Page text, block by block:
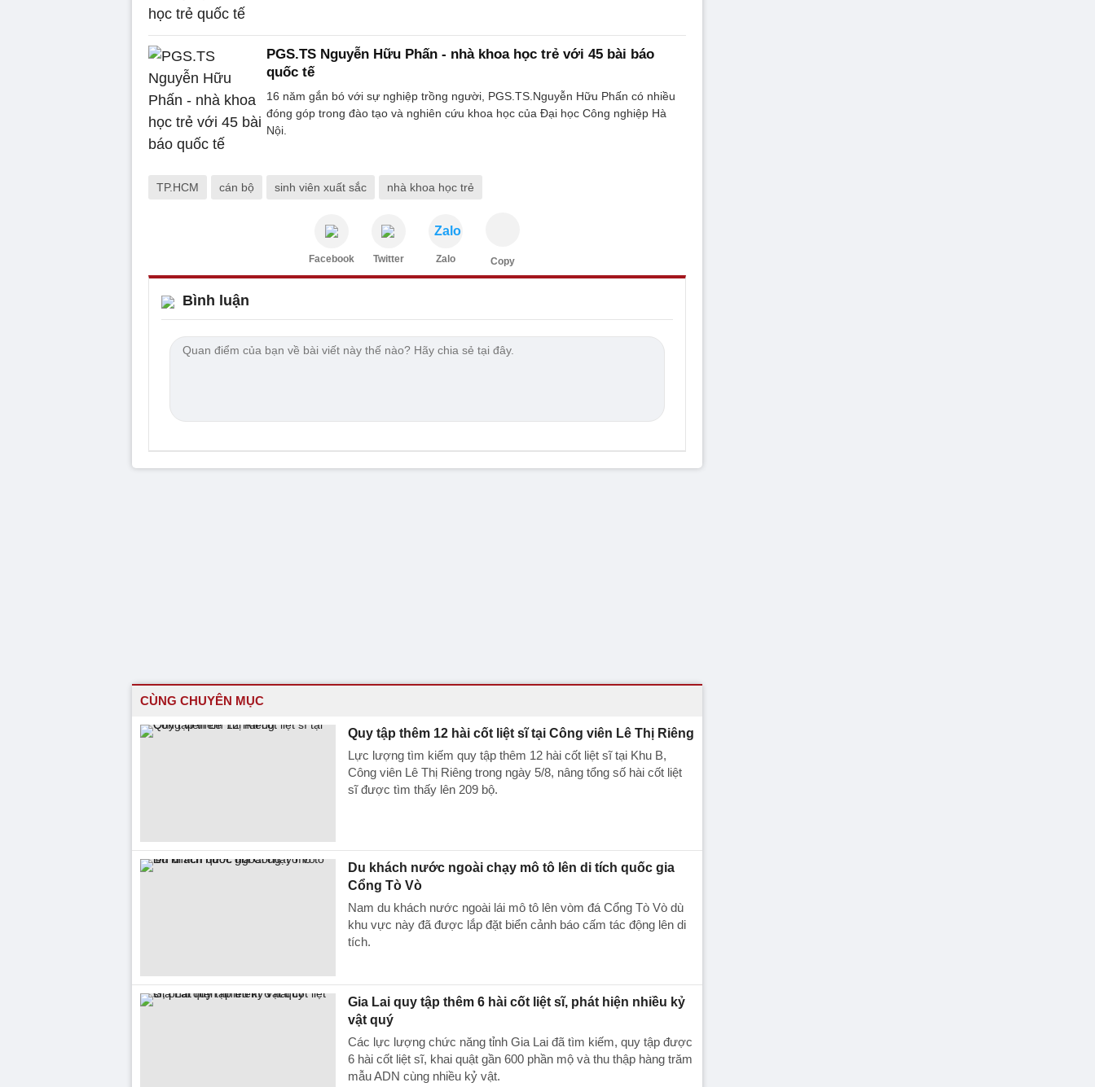
PGS.TS Nguyễn Hữu Phấn - nhà khoa học trẻ với 45 bài báo
quốc tế
16 năm gắn bó với sự nghiệp trồng người, PGS.TS.Nguyễn Hữu Phấn có nhiều
đóng góp trong đào tạo và nghiên cứu khoa học của Đại học Công nghiệp Hà
Nội.
TP.HCM cán bộ sinh viên xuất sắc nhà khoa học trẻ
Facebook Twitter
Zalo
Zalo Copy
Bình luận
CÙNG CHUYÊN MỤC
Quy tập thêm 12 hài cốt liệt sĩ tại Công viên Lê Thị Riêng
Lực lượng tìm kiếm quy tập thêm 12 hài cốt liệt sĩ tại Khu B,
Công viên Lê Thị Riêng trong ngày 5/8, nâng tổng số hài cốt liệt
sĩ được tìm thấy lên 209 bộ.
Du khách nước ngoài chạy mô tô lên di tích quốc gia
Cổng Tò Vò
Nam du khách nước ngoài lái mô tô lên vòm đá Cổng Tò Vò dù
khu vực này đã được lắp đặt biển cảnh báo cấm tác động lên di
tích.
Gia Lai quy tập thêm 6 hài cốt liệt sĩ, phát hiện nhiều kỷ
vật quý
Các lực lượng chức năng tỉnh Gia Lai đã tìm kiếm, quy tập được
6 hài cốt liệt sĩ, khai quật gần 600 phần mộ và thu thập hàng trăm
mẫu ADN cùng nhiều kỷ vật.